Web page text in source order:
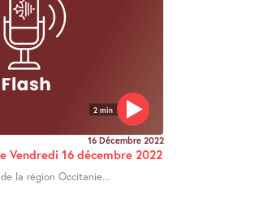
2 min
16 Décembre 2022
Vendredi 16 décembre 2022
la région Occitanie...